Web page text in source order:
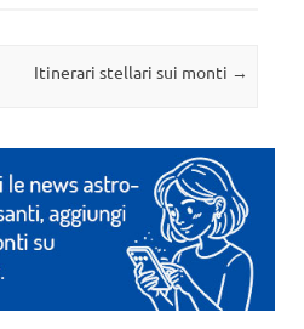
Itinerari stellari sui monti →